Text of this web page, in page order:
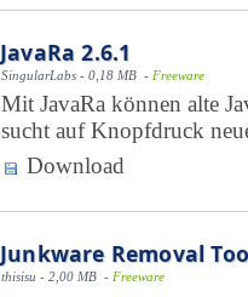
JavaRa 2.6.1
SingularLabs - 0,18 MB - Freeware
Mit JavaRa können alte
sucht auf Knopfdruck
Download
Junkware Removal
thisisu - 2,00 MB - Freeware